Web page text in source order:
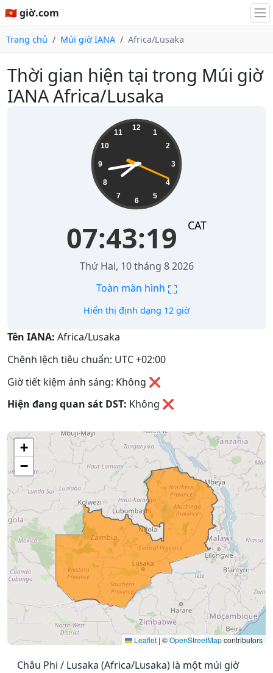
🇻🇳 giờ.com
Trang chủ Múi giờ IANA Africa/Lusaka
Thời gian hiện tại trong Múi giờ
IANA Africa/Lusaka
12
1
2
3
4
5
6
7
8
9
10
11
07:43:19 CAT
Thứ Hai, 10 tháng 8 2026
Toàn màn hình ⛶
Hiển thị định dạng 12 giờ
Tên IANA: Africa/Lusaka
Chênh lệch tiêu chuẩn: UTC +02:00
Giờ tiết kiệm ánh sáng: Không ❌
Hiện đang quan sát DST: Không ❌
+
−
Leaflet | ©OpenStreetMapcontributors
Châu Phi / Lusaka (Africa/Lusaka) là một múi giờ